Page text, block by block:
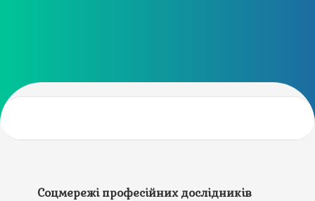
Соцмережі професійних дослідників